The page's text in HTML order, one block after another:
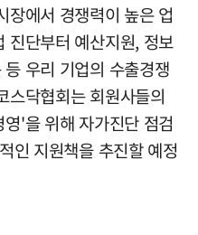
장에서 경쟁력이 높은 업
진단부터 예산지원, 정보
우리 기업의 수출경쟁
스닥협회는 회원사들의
'을 위해 자가진단 점검
인 지원책을 추진할 예정